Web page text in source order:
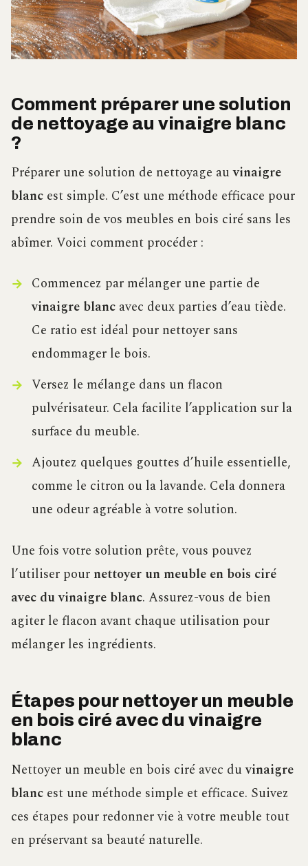
Comment préparer une solution
de nettoyage au vinaigre blanc
?
Préparer une solution de nettoyage auvinaigre
blanc est simple. C’est une méthode efficace pour
prendre soin de vos meubles en bois ciré sans les
abîmer. Voici comment procéder :
Commencez par mélanger une partie de
vinaigre blancavec deux parties d’eau tiède.
Ce ratio est idéal pour nettoyer sans
endommager le bois.
Versez le mélange dans un flacon
pulvérisateur. Cela facilite l’application sur la
surface du meuble.
Ajoutez quelques gouttes d’huile essentielle,
comme le citron ou la lavande. Cela donnera
une odeur agréable à votre solution.
Une fois votre solution prête, vous pouvez
l’utiliser pour nettoyer un meuble en bois ciré
avec du vinaigre blanc. Assurez-vous de bien
agiter le flacon avant chaque utilisation pour
mélanger les ingrédients.
Étapes pour nettoyer un meuble
en bois ciré avec du vinaigre
blanc
Nettoyer un meuble en bois ciré avec duvinaigre
blanc est une méthode simple et efficace. Suivez
ces étapes pour redonner vie à votre meuble tout
en préservant sa beauté naturelle.